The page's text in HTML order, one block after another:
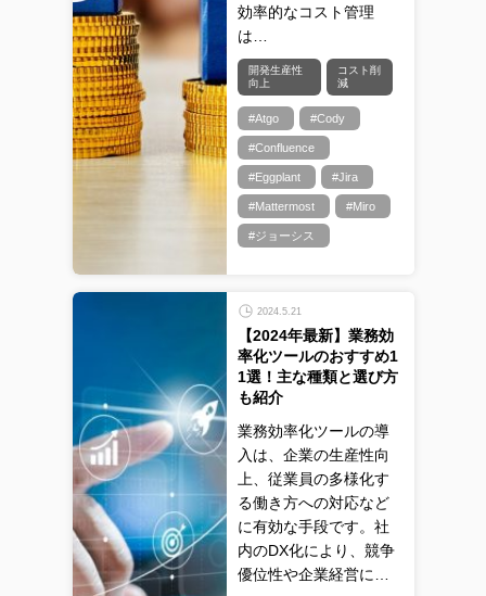
効率的なコスト管理
は…
開発生産性
向上
コスト削
減
#Atgo #Cody
#Confluence
#Eggplant #Jira
#Mattermost #Miro
#ジョーシス
2024.5.21
【2024年最新】業務効
率化ツールのおすすめ1
1選！主な種類と選び方
も紹介
業務効率化ツールの導
入は、企業の生産性向
上、従業員の多様化す
る働き方への対応など
に有効な手段です。社
内のDX化により、競争
優位性や企業経営に…